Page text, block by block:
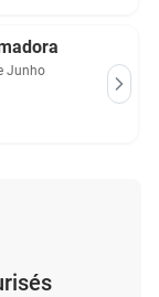
Junho